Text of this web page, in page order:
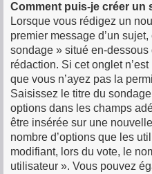
Comment puis-je créer un
Lorsque vous rédigez un
premier message d’un
sondage » situé en-
rédaction. Si cet onglet
que vous n’ayez pas la
Saisissez le titre du
options dans les champs
être insérée sur une
nombre d’options que les
modifiant, lors du vote, le
utilisateur ». Vous pouvez